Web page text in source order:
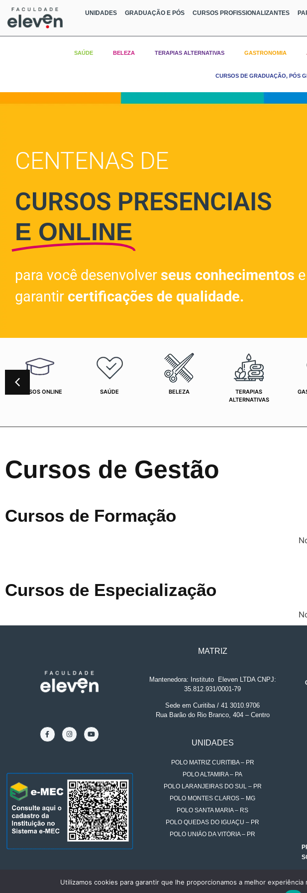
UNIDADES GRADUAÇÃO E PÓS CURSOS PROFISSIONALIZANTES
SAÚDE BELEZA TERAPIAS ALTERNATIVAS GASTRONOMIA
CURSOS DE GRADUAÇÃO, PÓS
CENTENAS DE
CURSOS PRESENCIAIS
E ONLINE
para você desenvolver seus conhecimentos e
garantir certificações de qualidade.
CURSOS ONLINE SAÚDE BELEZA
TERAPIAS
ALTERNATIVAS
Cursos de Gestão
Cursos de Formação
Cursos de Especialização
MATRIZ
Mantenedora: Instituto.
Eleven LTDA CNPJ:
35.812.931/0001-79
Sede em Curitiba / 41 3010.9706
Rua Barão do Rio Branco, 404 – Centro
UNIDADES
POLO MATRIZ CURITIBA – PR
POLO ALTAMIRA – PA
POLO LARANJEIRAS DO SUL – PR
POLO MONTES CLAROS – MG
POLO SANTA MARIA – RS
POLO QUEDAS DO IGUAÇU – PR
POLO UNIÃO DA VITÓRIA – PR
Utilizamos cookies para garantir que lhe proporcionamos a melhor